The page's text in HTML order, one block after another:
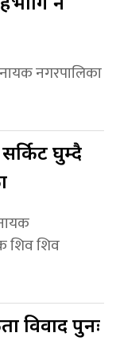
नगरपालिका
घुम्दै
शिव शिव
विवाद पुनः